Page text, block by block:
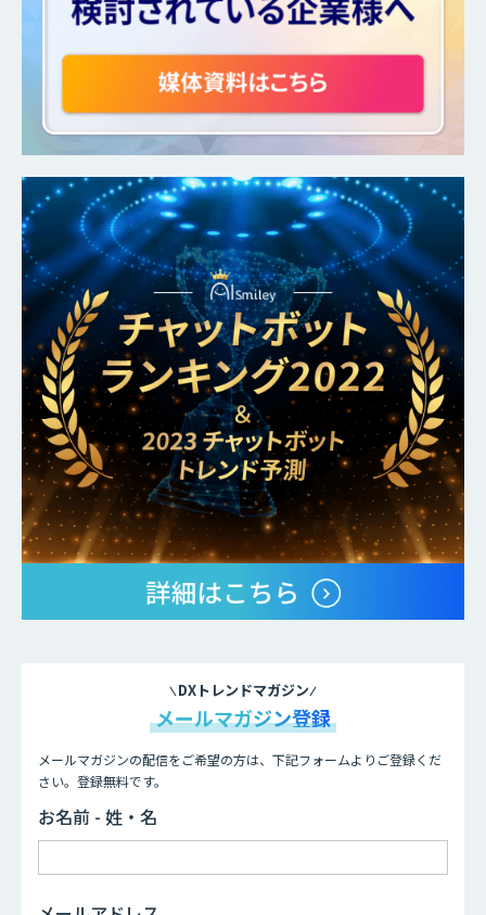
DXトレンドマガジン
メールマガジン登録
メールマガジンの配信をご希望の方は、下記フォームよりご登録くだ
さい。登録無料です。
お名前 - 姓・名